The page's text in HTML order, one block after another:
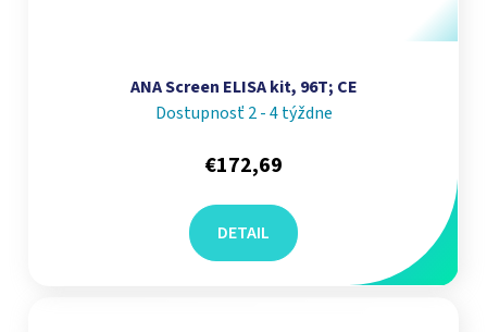
ANA Screen ELISA kit, 96T; CE
Dostupnosť 2 - 4 týždne
€172,69
DETAIL